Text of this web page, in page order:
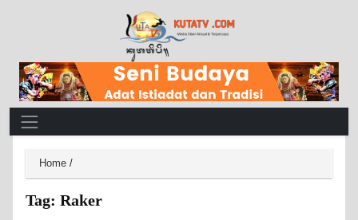
Main Navigation
Home /
Tag: Raker